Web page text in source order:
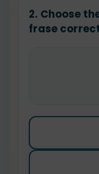
2. Choose
frase